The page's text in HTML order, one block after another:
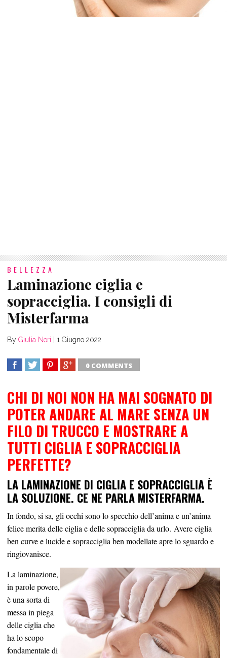
BELLEZZA
Laminazione ciglia e
sopracciglia. I consigli di
Misterfarma
By Giulia Nori 1 Giugno 2022
0 COMMENTS
CHI DI NOI NON HA MAI SOGNATO DI
POTER ANDARE AL MARE SENZA UN
FILO DI TRUCCO E MOSTRARE A
TUTTI CIGLIA E SOPRACCIGLIA
PERFETTE?
LA LAMINAZIONE DI CIGLIA E SOPRACCIGLIA È
LA SOLUZIONE. CE NE PARLA MISTERFARMA.
In fondo, si sa, gli occhi sono lo specchio dell’anima e un’anima
felice merita delle ciglia e delle sopracciglia da urlo. Avere ciglia
ben curve e lucide e sopracciglia ben modellate apre lo sguardo e
ringiovanisce.
La laminazione,
in parole povere,
è una sorta di
messa in piega
delle ciglia che
ha lo scopo
fondamentale di